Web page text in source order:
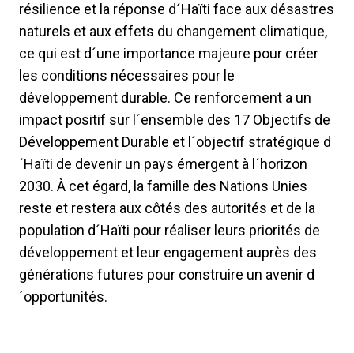
résilience et la réponse d´Haïti face aux désastres
naturels et aux effets du changement climatique,
ce qui est d´une importance majeure pour créer
les conditions nécessaires pour le
développement durable. Ce renforcement a un
impact positif sur l´ensemble des 17 Objectifs de
Développement Durable et l´objectif stratégique d
´Haïti de devenir un pays émergent à l´horizon
2030. À cet égard, la famille des Nations Unies
reste et restera aux côtés des autorités et de la
population d´Haïti pour réaliser leurs priorités de
développement et leur engagement auprès des
générations futures pour construire un avenir d
´opportunités.